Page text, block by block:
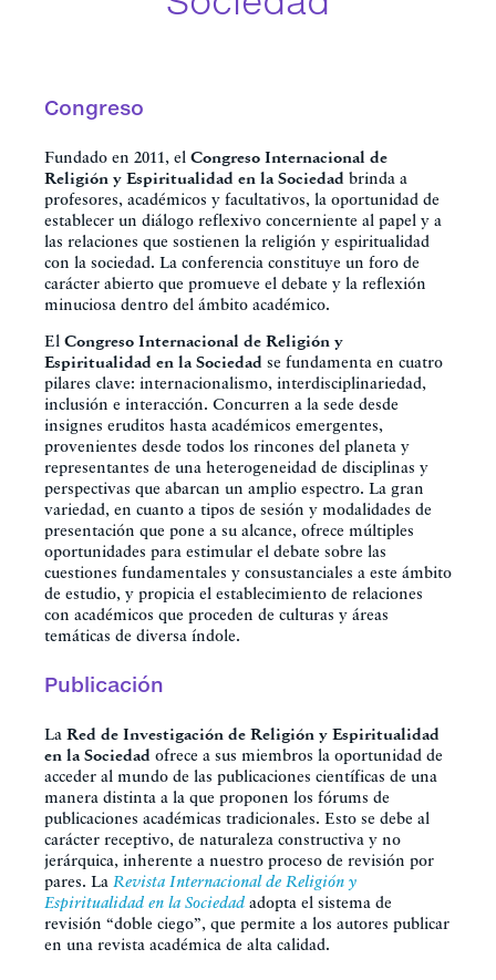
Congreso
Fundado en 2011, el Congreso Internacional de
Religión y Espiritualidad en la Sociedad brinda a
profesores, académicos y facultativos, la oportunidad de
establecer un diálogo reflexivo concerniente al papel y a
las relaciones que sostienen la religión y espiritualidad
con la sociedad. La conferencia constituye un foro de
carácter abierto que promueve el debate y la reflexión
minuciosa dentro del ámbito académico.
El Congreso Internacional de Religión y
Espiritualidad en la Sociedad se fundamenta en cuatro
pilares clave: internacionalismo, interdisciplinariedad,
inclusión e interacción. Concurren a la sede desde
insignes eruditos hasta académicos emergentes,
provenientes desde todos los rincones del planeta y
representantes de una heterogeneidad de disciplinas y
perspectivas que abarcan un amplio espectro. La gran
variedad, en cuanto a tipos de sesión y modalidades de
presentación que pone a su alcance, ofrece múltiples
oportunidades para estimular el debate sobre las
cuestiones fundamentales y consustanciales a este ámbito
de estudio, y propicia el establecimiento de relaciones
con académicos que proceden de culturas y áreas
temáticas de diversa índole.
Publicación
La Red de Investigación de Religión y Espiritualidad
en la Sociedad ofrece a sus miembros la oportunidad de
acceder al mundo de las publicaciones científicas de una
manera distinta a la que proponen los fórums de
publicaciones académicas tradicionales. Esto se debe al
carácter receptivo, de naturaleza constructiva y no
jerárquica, inherente a nuestro proceso de revisión por
pares. La Revista Internacional de Religión y
Espiritualidad en la Sociedad adopta el sistema de
revisión “doble ciego”, que permite a los autores publicar
en una revista académica de alta calidad.